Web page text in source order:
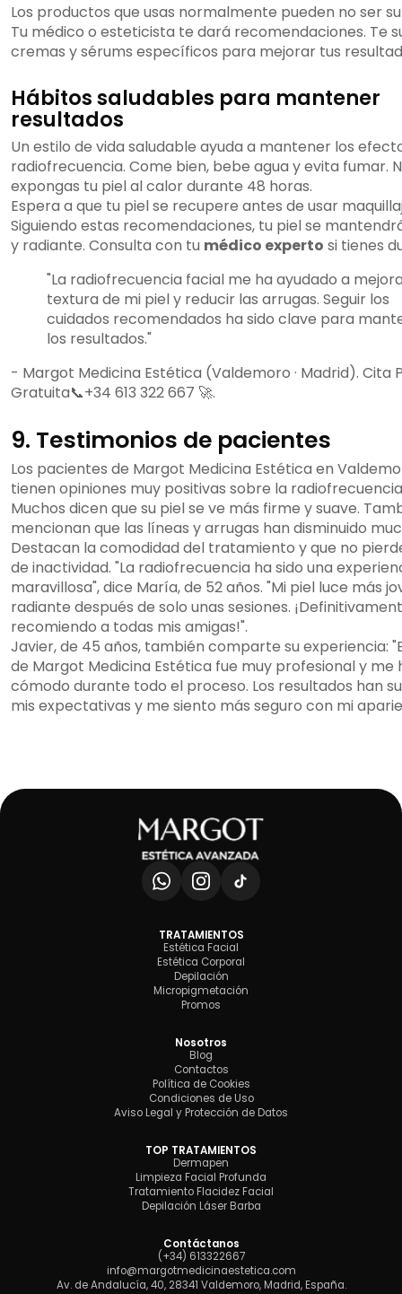
Los productos que usas normalmente pueden no ser
Tu médico o esteticista te dará recomendaciones. Te
cremas y sérums específicos para mejorar tus
Hábitos saludables para mantener
resultados
Un estilo de vida saludable ayuda a mantener los
radiofrecuencia. Come bien, bebe agua y evita fumar.
expongas tu piel al calor durante 48 horas.
Espera a que tu piel se recupere antes de usar
Siguiendo estas recomendaciones, tu piel se
y radiante. Consulta con tu médico experto si tienes
"La radiofrecuencia facial me ha ayudado a
textura de mi piel y reducir las arrugas. Seguir los
cuidados recomendados ha sido clave para
los resultados."
- Margot Medicina Estética (Valdemoro · Madrid). Cita
Gratuita📞+34 613 322 667 🚀.
9. Testimonios de pacientes
Los pacientes de Margot Medicina Estética en
tienen opiniones muy positivas sobre la
Muchos dicen que su piel se ve más firme y suave.
mencionan que las líneas y arrugas han disminuido
Destacan la comodidad del tratamiento y que no
de inactividad. "La radiofrecuencia ha sido una
maravillosa", dice María, de 52 años. "Mi piel luce más
radiante después de solo unas sesiones.
recomiendo a todas mis amigas!".
Javier, de 45 años, también comparte su experiencia:
de Margot Medicina Estética fue muy profesional y me
cómodo durante todo el proceso. Los resultados han
mis expectativas y me siento más seguro con mi
TRATAMIENTOS
Estética Facial
Estética Corporal
Depilación
Micropigmetación
Promos
Nosotros
Blog
Contactos
Política de Cookies
Condiciones de Uso
Aviso Legal y Protección de Datos
TOP TRATAMIENTOS
Dermapen
Limpieza Facial Profunda
Tratamiento Flacidez Facial
Depilación Láser Barba
Contáctanos
(+34) 613322667
info@margotmedicinaestetica.com
Av. de Andalucía, 40, 28341 Valdemoro, Madrid, España.